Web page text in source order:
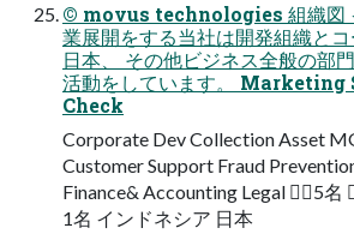
© movus technologies 組織図
業展開をする当社は開発組織と
⽇本、 その他ビジネス全般の部
活動をしています。
Check
Corporate Dev Collection Asset
Customer Support Fraud
Finance& Accounting Legal 󰏦：5名
1名 インドネシア 日本